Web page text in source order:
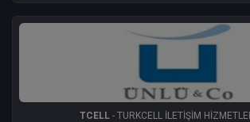
TCELL- TURKCELL İLETİŞİM